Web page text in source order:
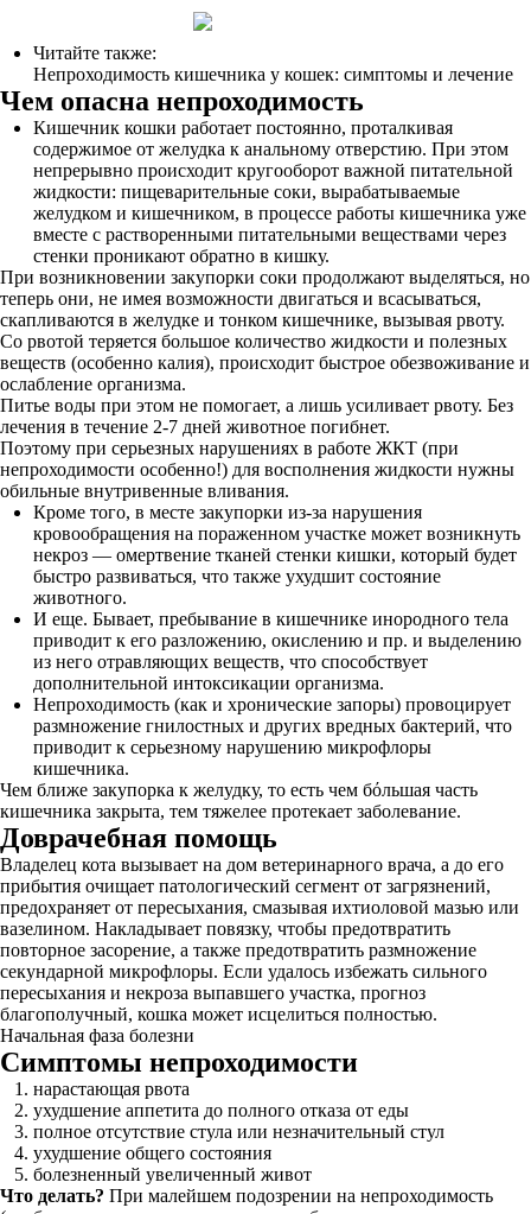
Читайте также:
Непроходимость кишечника у кошек: симптомы и лечение
Чем опасна непроходимость
Кишечник кошки работает постоянно, проталкивая
содержимое от желудка к анальному отверстию. При этом
непрерывно происходит кругооборот важной питательной
жидкости: пищеварительные соки, вырабатываемые
желудком и кишечником, в процессе работы кишечника уже
вместе с растворенными питательными веществами через
стенки проникают обратно в кишку.
При возникновении закупорки соки продолжают выделяться, но
теперь они, не имея возможности двигаться и всасываться,
скапливаются в желудке и тонком кишечнике, вызывая рвоту.
Со рвотой теряется большое количество жидкости и полезных
веществ (особенно калия), происходит быстрое обезвоживание и
ослабление организма.
Питье воды при этом не помогает, а лишь усиливает рвоту. Без
лечения в течение 2-7 дней животное погибнет.
Поэтому при серьезных нарушениях в работе ЖКТ (при
непроходимости особенно!) для восполнения жидкости нужны
обильные внутривенные вливания.
Кроме того, в месте закупорки из-за нарушения
кровообращения на пораженном участке может возникнуть
некроз — омертвение тканей стенки кишки, который будет
быстро развиваться, что также ухудшит состояние
животного.
И еще. Бывает, пребывание в кишечнике инородного тела
приводит к его разложению, окислению и пр. и выделению
из него отравляющих веществ, что способствует
дополнительной интоксикации организма.
Непроходимость (как и хронические запоры) провоцирует
размножение гнилостных и других вредных бактерий, что
приводит к серьезному нарушению микрофлоры
кишечника.
Чем ближе закупорка к желудку, то есть чем бόльшая часть
кишечника закрыта, тем тяжелее протекает заболевание.
Доврачебная помощь
Владелец кота вызывает на дом ветеринарного врача, а до его
прибытия очищает патологический сегмент от загрязнений,
предохраняет от пересыхания, смазывая ихтиоловой мазью или
вазелином. Накладывает повязку, чтобы предотвратить
повторное засорение, а также предотвратить размножение
секундарной микрофлоры. Если удалось избежать сильного
пересыхания и некроза выпавшего участка, прогноз
благополучный, кошка может исцелиться полностью.
Начальная фаза болезни
Симптомы непроходимости
нарастающая рвота
ухудшение аппетита до полного отказа от еды
полное отсутствие стула или незначительный стул
ухудшение общего состояния
болезненный увеличенный живот
Что делать? При малейшем подозрении на непроходимость